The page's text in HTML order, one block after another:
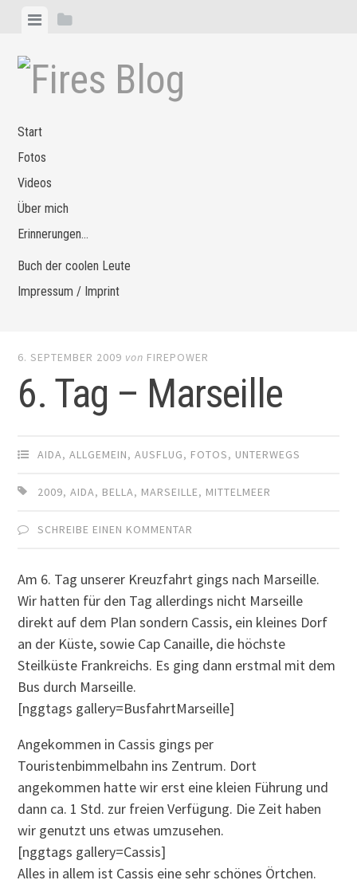
Zum
springen
MenüSeitenleiste
Start
Fotos
Videos
Über mich
Erinnerungen…
Buch der coolen Leute
Impressum / Imprint
6. SEPTEMBER 2009 von FIREPOWER
6. Tag – Marseille
AIDA,ALLGEMEIN,AUSFLUG, FOTOS, UNTERWEGS
2009,AIDA, BELLA, MARSEILLE, MITTELMEER
SCHREIBE EINEN KOMMENTAR
Am 6. Tag unserer Kreuzfahrt gings nach Marseille.
Wir hatten für den Tag allerdings nicht Marseille
direkt auf dem Plan sondern Cassis, ein kleines Dorf
an der Küste, sowie Cap Canaille, die höchste
Steilküste Frankreichs. Es ging dann erstmal mit dem
Bus durch Marseille.
[nggtags gallery=BusfahrtMarseille]
Angekommen in Cassis gings per
Touristenbimmelbahn ins Zentrum. Dort
angekommen hatte wir erst eine kleien Führung und
dann ca. 1 Std. zur freien Verfügung. Die Zeit haben
wir genutzt uns etwas umzusehen.
[nggtags gallery=Cassis]
Alles in allem ist Cassis eine sehr schönes Örtchen.